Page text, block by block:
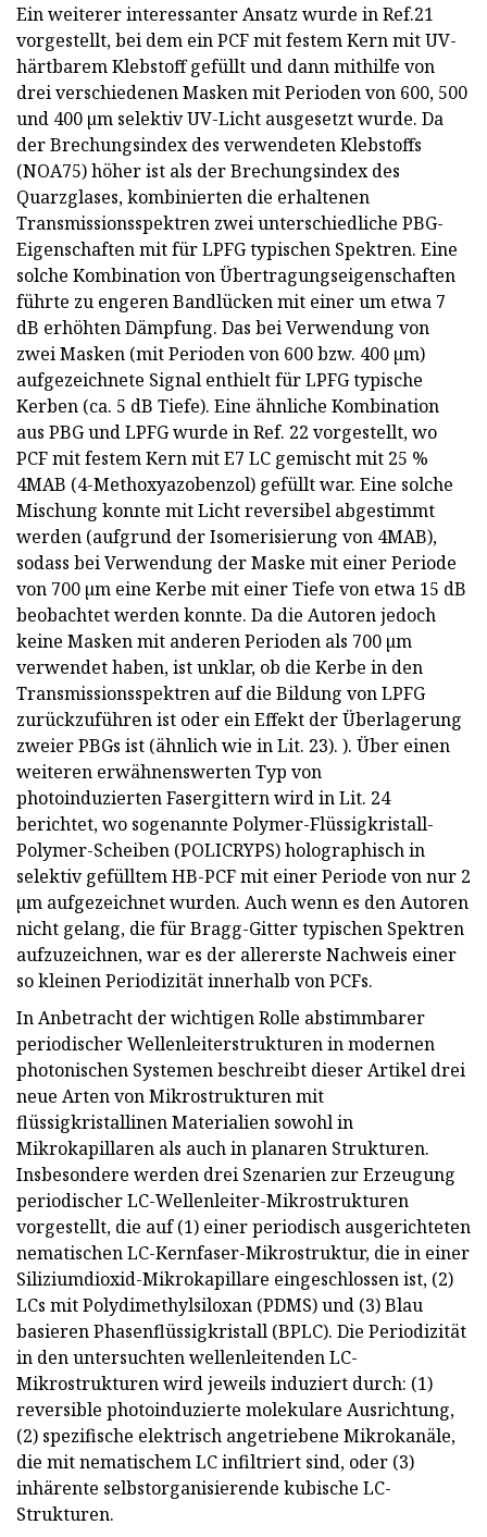
Ein weiterer interessanter Ansatz wurde in Ref.21
vorgestellt, bei dem ein PCF mit festem Kern mit UV-
härtbarem Klebstoff gefüllt und dann mithilfe von
drei verschiedenen Masken mit Perioden von 600, 500
und 400 µm selektiv UV-Licht ausgesetzt wurde. Da
der Brechungsindex des verwendeten Klebstoffs
(NOA75) höher ist als der Brechungsindex des
Quarzglases, kombinierten die erhaltenen
Transmissionsspektren zwei unterschiedliche PBG-
Eigenschaften mit für LPFG typischen Spektren. Eine
solche Kombination von Übertragungseigenschaften
führte zu engeren Bandlücken mit einer um etwa 7
dB erhöhten Dämpfung. Das bei Verwendung von
zwei Masken (mit Perioden von 600 bzw. 400 µm)
aufgezeichnete Signal enthielt für LPFG typische
Kerben (ca. 5 dB Tiefe). Eine ähnliche Kombination
aus PBG und LPFG wurde in Ref. 22 vorgestellt, wo
PCF mit festem Kern mit E7 LC gemischt mit 25 %
4MAB (4-Methoxyazobenzol) gefüllt war. Eine solche
Mischung konnte mit Licht reversibel abgestimmt
werden (aufgrund der Isomerisierung von 4MAB),
sodass bei Verwendung der Maske mit einer Periode
von 700 µm eine Kerbe mit einer Tiefe von etwa 15 dB
beobachtet werden konnte. Da die Autoren jedoch
keine Masken mit anderen Perioden als 700 µm
verwendet haben, ist unklar, ob die Kerbe in den
Transmissionsspektren auf die Bildung von LPFG
zurückzuführen ist oder ein Effekt der Überlagerung
zweier PBGs ist (ähnlich wie in Lit. 23). ). Über einen
weiteren erwähnenswerten Typ von
photoinduzierten Fasergittern wird in Lit. 24
berichtet, wo sogenannte Polymer-Flüssigkristall-
Polymer-Scheiben (POLICRYPS) holographisch in
selektiv gefülltem HB-PCF mit einer Periode von nur 2
µm aufgezeichnet wurden. Auch wenn es den Autoren
nicht gelang, die für Bragg-Gitter typischen Spektren
aufzuzeichnen, war es der allererste Nachweis einer
so kleinen Periodizität innerhalb von PCFs.
In Anbetracht der wichtigen Rolle abstimmbarer
periodischer Wellenleiterstrukturen in modernen
photonischen Systemen beschreibt dieser Artikel drei
neue Arten von Mikrostrukturen mit
flüssigkristallinen Materialien sowohl in
Mikrokapillaren als auch in planaren Strukturen.
Insbesondere werden drei Szenarien zur Erzeugung
periodischer LC-Wellenleiter-Mikrostrukturen
vorgestellt, die auf (1) einer periodisch ausgerichteten
nematischen LC-Kernfaser-Mikrostruktur, die in einer
Siliziumdioxid-Mikrokapillare eingeschlossen ist, (2)
LCs mit Polydimethylsiloxan (PDMS) und (3) Blau
basieren Phasenflüssigkristall (BPLC). Die Periodizität
in den untersuchten wellenleitenden LC-
Mikrostrukturen wird jeweils induziert durch: (1)
reversible photoinduzierte molekulare Ausrichtung,
(2) spezifische elektrisch angetriebene Mikrokanäle,
die mit nematischem LC infiltriert sind, oder (3)
inhärente selbstorganisierende kubische LC-
Strukturen.